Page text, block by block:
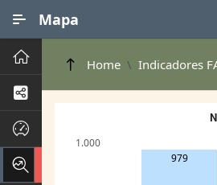
Mapa
Processos de Negócios
Home Indicadores
979
1.000